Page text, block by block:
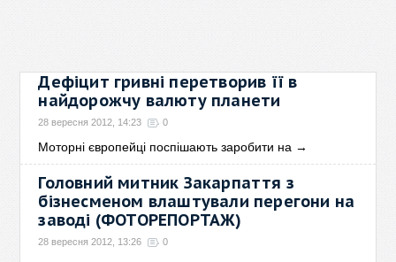
Дефіцит гривні перетворив її в
найдорожчу валюту планети
28 вересня 2012, 14:23 0
Моторні європейці поспішають заробити на →
Головний митник Закарпаття з
бізнесменом влаштували перегони на
заводі (ФОТОРЕПОРТАЖ)
28 вересня 2012, 13:26 0